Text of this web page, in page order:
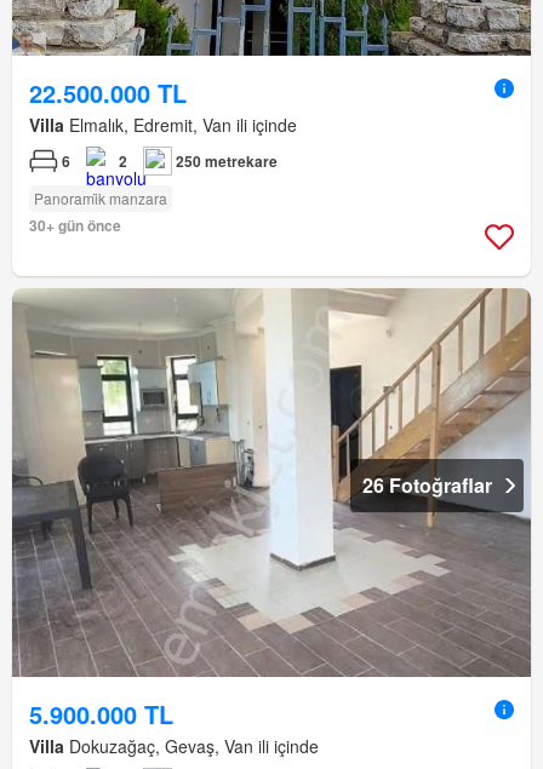
22.500.000 TL
Villa Elmalık, Edremit, Van ili içinde
6 2 250 metrekare
Panorami̇k manzara
30+ gün önce
26 Fotoğraflar
5.900.000 TL
Villa Dokuzağaç, Gevaş, Van ili içinde